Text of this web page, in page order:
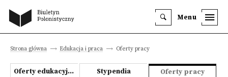
Menu
Strona główna Edukacja i praca Oferty pracy
Oferty edukacyjne Stypendia Oferty pracy